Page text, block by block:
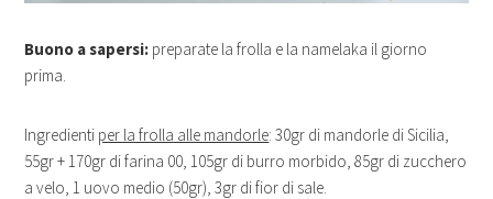
Buono a sapersi: preparate la frolla e la namelaka il giorno
prima.
Ingredienti per la frolla alle mandorle: 30gr di mandorle di Sicilia,
55gr + 170gr di farina 00, 105gr di burro morbido, 85gr di zucchero
a velo, 1 uovo medio (50gr), 3gr di fior di sale.